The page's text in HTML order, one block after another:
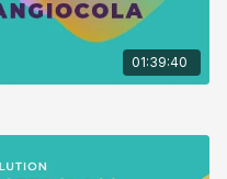
01:39:40